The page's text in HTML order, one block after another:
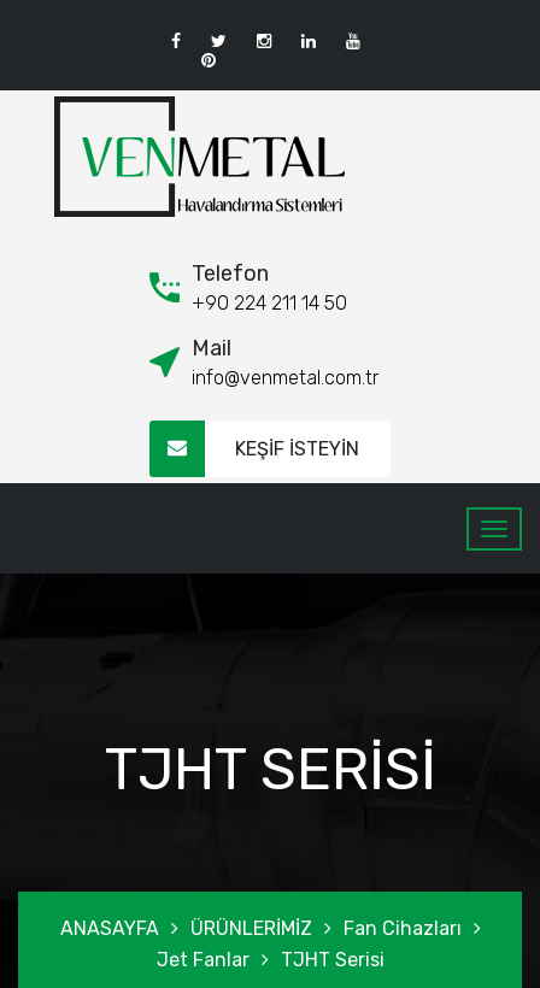
Telefon
+90 224 211 14 50
Mail
info@venmetal.com.tr
KEŞİF İSTEYİN
TJHT SERISI
ANASAYFA ÜRÜNLERİMİZ
Fan Cihazları
Jet Fanlar
TJHT Serisi